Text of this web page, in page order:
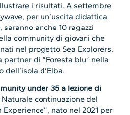
i risultati. A settembre
per un’uscita didattica
saranno anche 10 ragazzi
community di giovani che
nel progetto Sea Explorers.
partner di “Foresta blu” nella
dell’isola d’Elba.
under 35 a lezione di
Naturale continuazione del
Experience”, nato nel 2021 per